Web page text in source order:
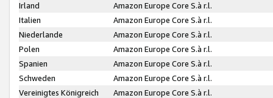
Irland
Amazon Europe Core S.à r.l.
Italien
Amazon Europe Core S.à r.l.
Niederlande
Amazon Europe Core S.à r.l.
Polen
Amazon Europe Core S.à r.l.
Spanien
Amazon Europe Core S.à r.l.
Schweden
Amazon Europe Core S.à r.l.
Vereinigtes Königreich
Amazon Europe Core S.à r.l.